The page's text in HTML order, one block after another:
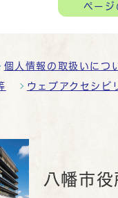
ページ
個人情報の取扱いにつ
ウェブアクセシビ
八幡市役